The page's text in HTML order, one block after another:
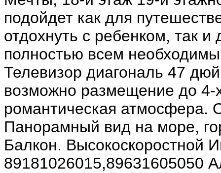
подойдет как для
отдохнуть с ребенком, так
полностью всем
Телевизор диагональ 47
возможно размещение до 4-
романтическая атмосфера.
Панорамный вид на море,
Балкон. Высокоскоростной
89181026015,89631605050